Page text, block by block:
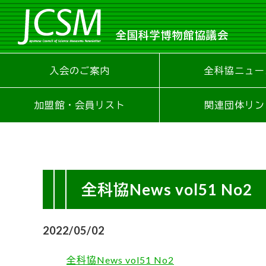
全国科学博物館協議会
入会のご案内 全科協ニュ
加盟館・会員リスト 関連団体リ
全科協News vol51 No2
2022/05/02
全科協News vol51 No2